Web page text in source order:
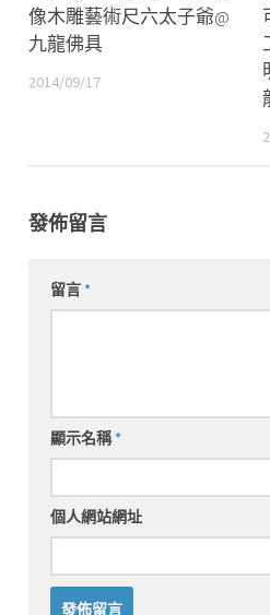
像木雕藝術尺六太子爺@
九龍佛具
2014/09/17
發佈留言
留言*
顯示名稱*
個人網站網址